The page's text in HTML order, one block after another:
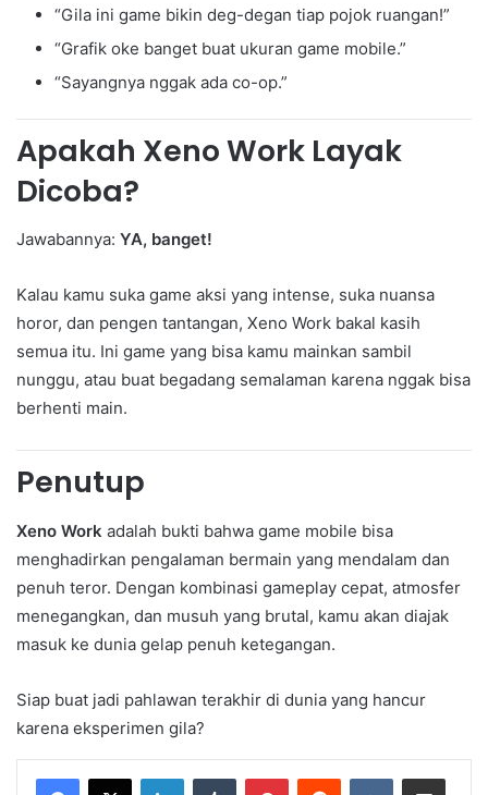
“Gila ini game bikin deg-degan tiap pojok ruangan!”
“Grafik oke banget buat ukuran game mobile.”
“Sayangnya nggak ada co-op.”
Apakah Xeno Work Layak
Dicoba?
Jawabannya: YA, banget!
Kalau kamu suka game aksi yang intense, suka nuansa
horor, dan pengen tantangan, Xeno Work bakal kasih
semua itu. Ini game yang bisa kamu mainkan sambil
nunggu, atau buat begadang semalaman karena nggak bisa
berhenti main.
Penutup
Xeno Work adalah bukti bahwa game mobile bisa
menghadirkan pengalaman bermain yang mendalam dan
penuh teror. Dengan kombinasi gameplay cepat, atmosfer
menegangkan, dan musuh yang brutal, kamu akan diajak
masuk ke dunia gelap penuh ketegangan.
Siap buat jadi pahlawan terakhir di dunia yang hancur
karena eksperimen gila?